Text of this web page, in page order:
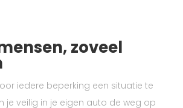
zoveel
iedere beperking een situatie te
je veilig in je eigen auto de weg op